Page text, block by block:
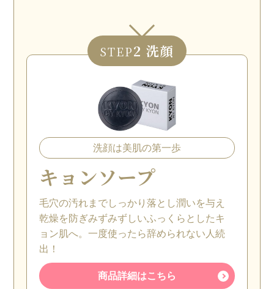
STEP2 洗顔
洗顔は美肌の第一歩
キョンソープ
毛穴の汚れまでしっかり落とし潤いを与え
乾燥を防ぎみずみずしいふっくらとしたキ
ョン肌へ。一度使ったら辞められない人続
出！
商品詳細はこちら